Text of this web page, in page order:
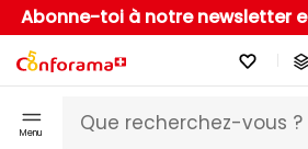
Abonne-toi à notre newsletter
Menu